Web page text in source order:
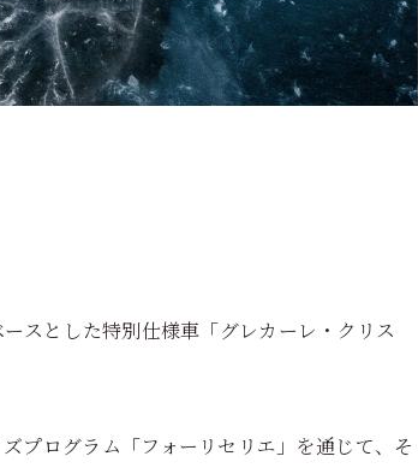
スとした特別仕様車「グレカーレ・クリス
プログラム「フォーリセリエ」を通じて、そ